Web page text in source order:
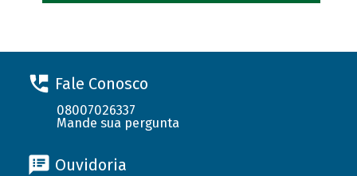
Fale Conosco
08007026337
Mande sua pergunta
Ouvidoria